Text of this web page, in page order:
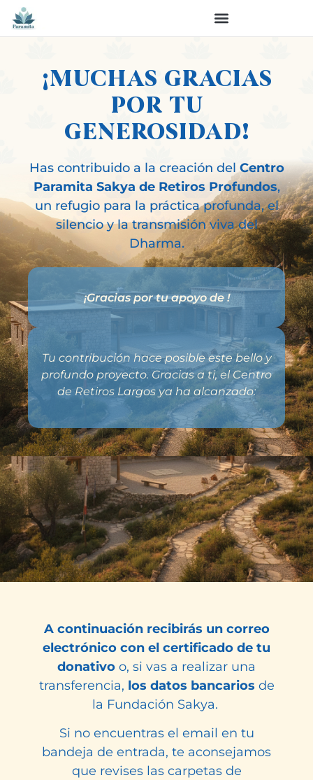
¡MUCHAS GRACIAS
POR TU
GENEROSIDAD!
Has contribuido a la creación delCentro
Paramita Sakya de Retiros Profundos,
un refugio para la práctica profunda, el
silencio y la transmisión viva del
Dharma.
¡Gracias por tu apoyo de !
Tu contribución hace posible este bello y
profundo proyecto. Gracias a ti, el Centro
de Retiros Largos ya ha alcanzado:
A continuación recibirás un correo
electrónico con el certificado de tu
donativo o, si vas a realizar una
transferencia, los datos bancarios de
la Fundación Sakya.
Si no encuentras el email en tu
bandeja de entrada, te aconsejamos
que revises las carpetas de